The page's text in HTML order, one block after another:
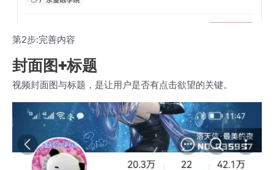
第2步:完善内容
封面图+标题
视频封面图与标题，是让用户是否有点击欲望的关键。